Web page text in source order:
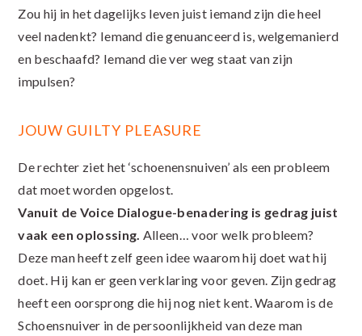
Zou hij in het dagelijks leven juist iemand zijn die heel
veel nadenkt? Iemand die genuanceerd is, welgemanierd
en beschaafd? Iemand die ver weg staat van zijn
impulsen?
JOUW GUILTY PLEASURE
De rechter ziet het ‘schoenensnuiven’ als een probleem
dat moet worden opgelost.
Vanuit de Voice Dialogue-benadering is gedrag juist
vaak een oplossing. Alleen… voor welk probleem?
Deze man heeft zelf geen idee waarom hij doet wat hij
doet. Hij kan er geen verklaring voor geven. Zijn gedrag
heeft een oorsprong die hij nog niet kent. Waarom is de
Schoensnuiver in de persoonlijkheid van deze man